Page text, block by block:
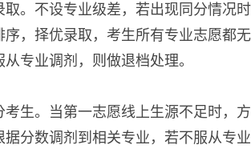
。不设专业级差，若出现同分情况
，择优录取，考生所有专业志愿都
专业调剂，则做退档处理。
生。当第一志愿线上生源不足时，
分数调剂到相关专业，若不服从专业